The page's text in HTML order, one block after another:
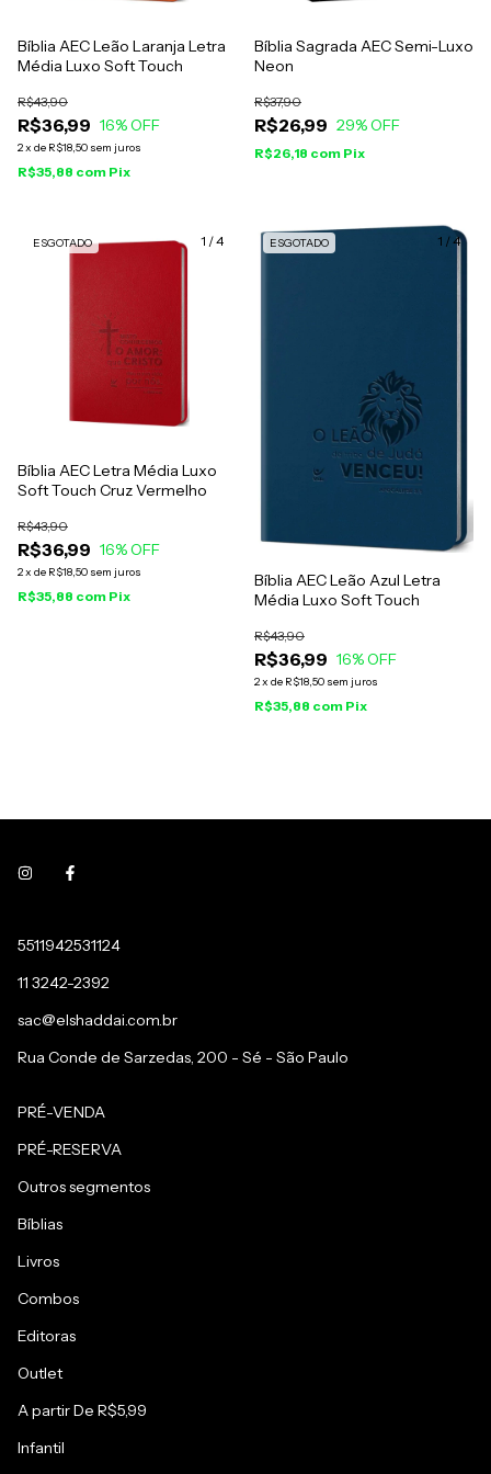
Bíblia AEC Leão Laranja Letra
Média Luxo Soft Touch
R$36,99
R$43,90
16% OFF
2x de R$18,50 sem juros
R$35,88 com Pix
Bíblia Sagrada AEC Semi-Luxo
Neon
R$26,99
R$37,90
29% OFF
R$26,18 com Pix
1 /4
ESGOTADO
Bíblia AEC Letra Média Luxo
Soft Touch Cruz Vermelho
R$36,99
R$43,90
16% OFF
2x de R$18,50 sem juros
R$35,88 com Pix
1 / 4
ESGOTADO
Bíblia AEC Leão Azul Letra
Média Luxo Soft Touch
R$36,99
R$43,90
16% OFF
2x de R$18,50 sem juros
R$35,88 com Pix
5511942531124
11 3242-2392
sac@elshaddai.com.br
Rua Conde de Sarzedas, 200 - Sé - São Paulo
PRÉ-VENDA
PRÉ-RESERVA
Outros segmentos
Bíblias
Livros
Combos
Editoras
Outlet
A partir De R$5,99
Infantil